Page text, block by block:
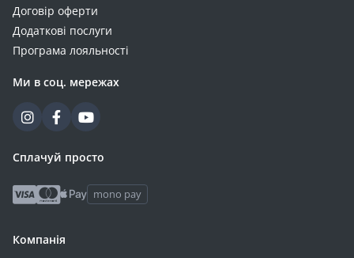
Договір оферти
Додаткові послуги
Програма лояльності
Ми в соц. мережах
Сплачуй просто
mono pay
Компанія